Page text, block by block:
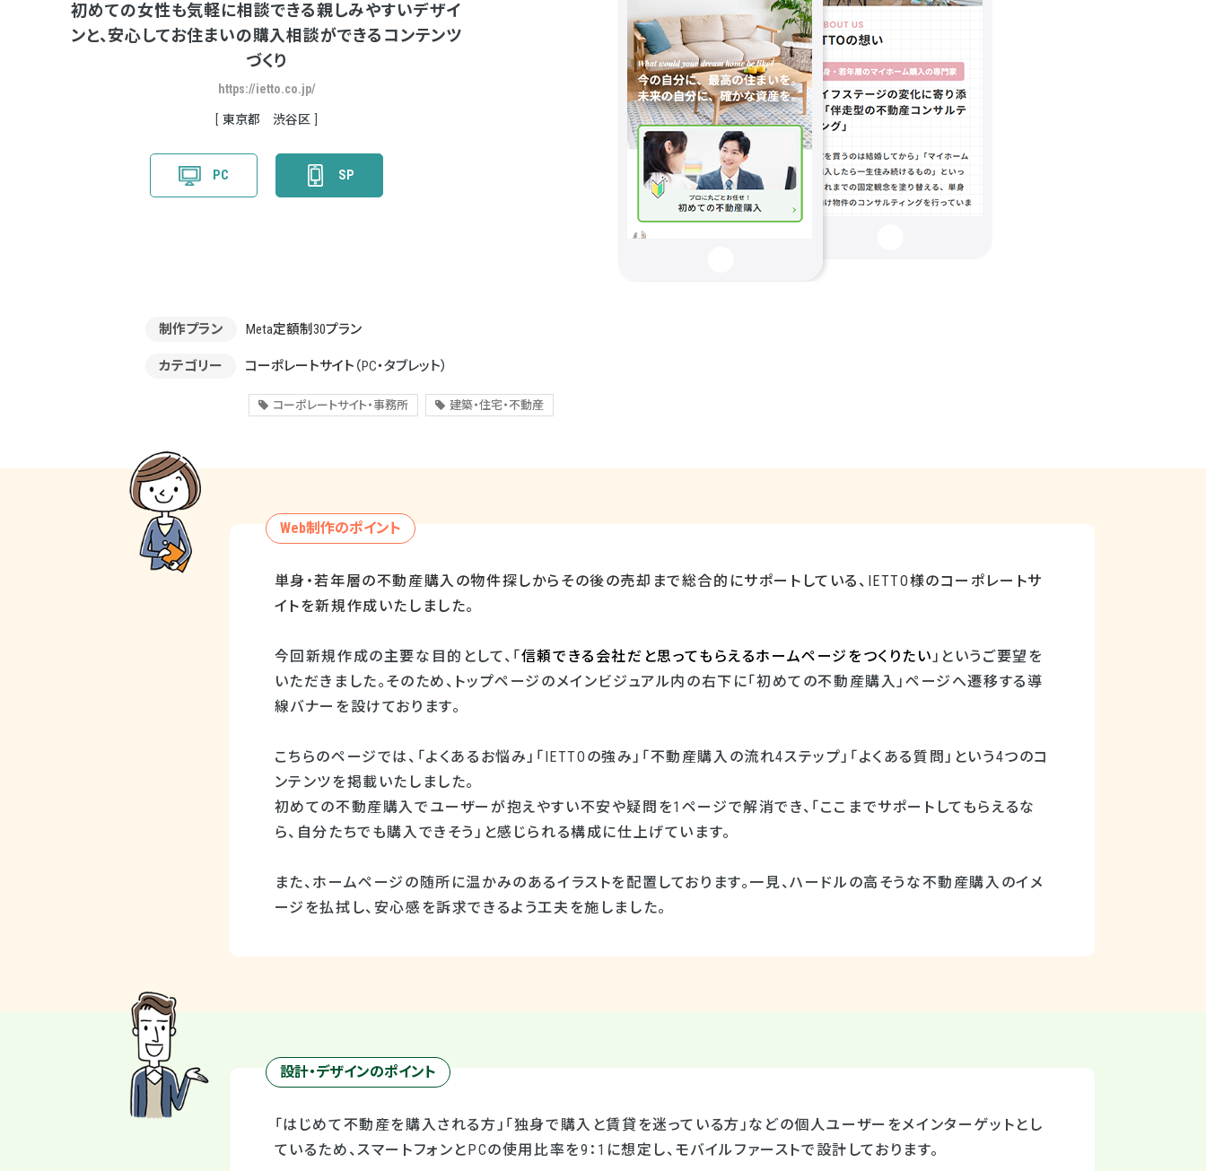
初めての女性も気軽に相談できる親しみやすいデザイ
ンと、安心してお住まいの購入相談ができるコンテンツ
づくり
https://ietto.co.jp/
東京都 渋谷区
PC SP
制作プラン Meta定額制30プラン
カテゴリー コーポレートサイト （PC・タブレット）
コーポレートサイト・事務所 建築・住宅・不動産
Web制作のポイント
単身・若年層の不動産購入の物件探しからその後の売却まで総合的にサポートしている、 IETTO様のコーポレートサ
イトを新規作成いたしました。
今回新規作成の主要な目的として、「信頼できる会社だと思ってもらえるホームページをつくりたい」というご要望を
いただきました。そのため、トップページのメインビジュアル内の右下に「初めての不動産購入」ページへ遷移する導
線バナーを設けております。
こちらのページでは、「よくあるお悩み」「IETTO の強み」「不動産購入の流れ4ステップ」「よくある質問」という4つのコ
ンテンツを掲載いたしました。
初めての不動産購入でユーザーが抱えやすい不安や疑問を1 ページで解消でき、「ここまでサポートしてもらえるな
ら、自分たちでも購入できそう」と感じられる構成に仕上げています。
また、ホームページの随所に温かみのあるイラストを配置しております。一見、ハードルの高そうな不動産購入のイメ
ージを払拭し、安心感を訴求できるよう工夫を施しました。
設計・デザインのポイント
「はじめて不動産を購入される方」「独身で購入と賃貸を迷っている方」などの個人ユーザーをメインターゲットとし
ているため、スマートフォンとPCの使用比率を9 ： 1 に想定し、モバイルファーストで設計しております。